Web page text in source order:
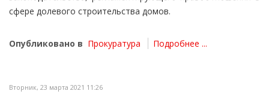
сфере долевого строительства домов.
Опубликовано в Прокуратура Подробнее ...
Вторник, 23 марта 2021 11:26